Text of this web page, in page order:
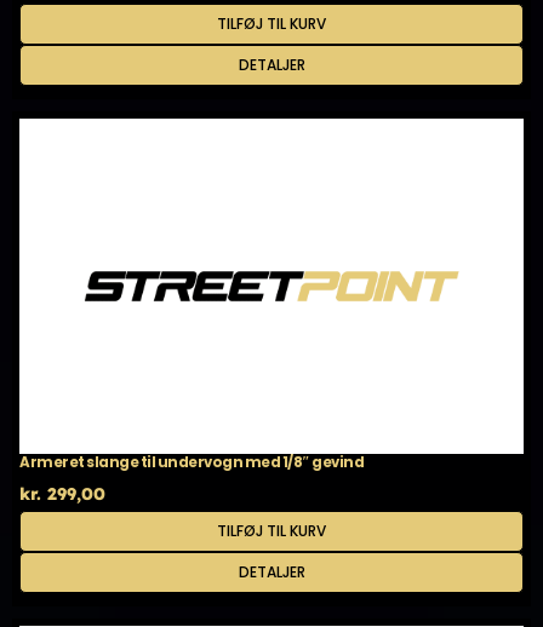
TILFØJ TIL KURV
DETALJER
Armeret slange til undervogn med 1/8″ gevind
kr. 299,00
TILFØJ TIL KURV
DETALJER